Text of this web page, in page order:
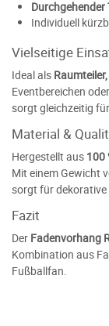
Durchgehender
Individuell
Vielseitige
Ideal als
Eventbereichen
sorgt gleichzeitig
Material &
Hergestellt aus 100
Mit einem Gewicht
sorgt für dekorative
Fazit
Der Fadenvorhang
Kombination aus
Fußballfan.